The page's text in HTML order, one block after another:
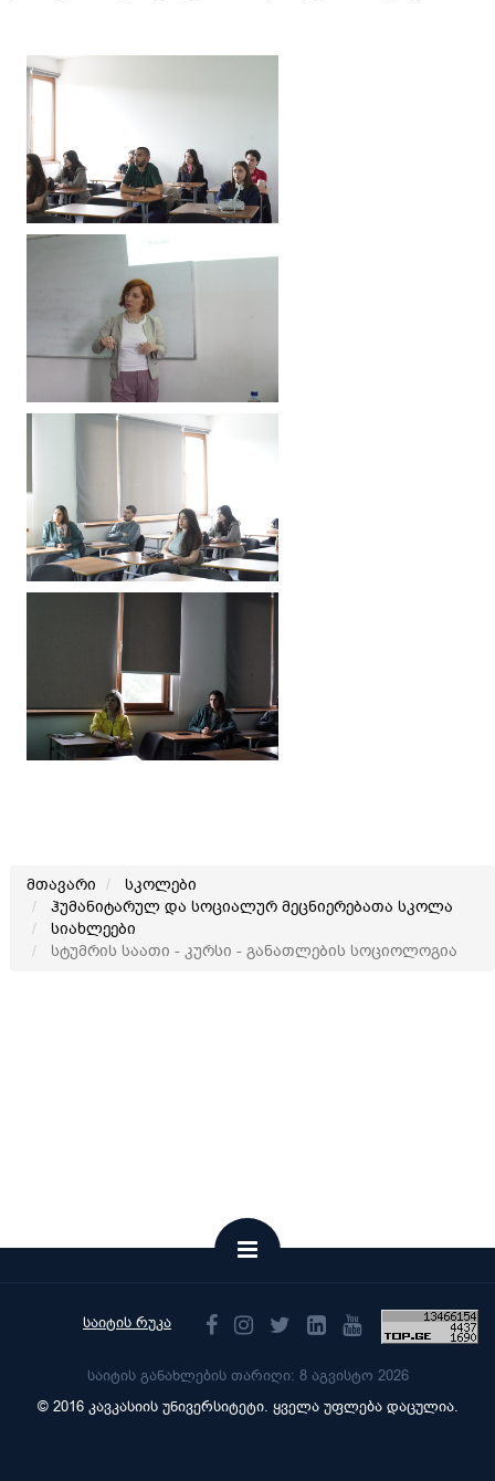
მთავარი
სკოლები
ჰუმანიტარულ და სოციალურ მეცნიერებათა სკოლა
სიახლეები
სტუმრის საათი - კურსი - განათლების სოციოლოგია
საიტის რუკა
საიტის განახლების თარიღი: 8 აგვისტო 2026
© 2016 კავკასიის უნივერსიტეტი. ყველა უფლება დაცულია.